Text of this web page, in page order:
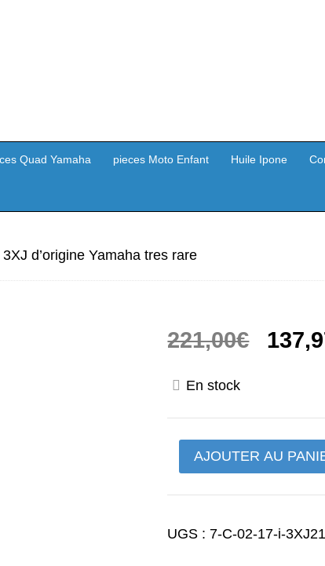
Quad Yamaha pieces Moto Enfant Huile Ipone
d’origine Yamaha tres rare
221,00€
Le
était :
En stock
quantité
de
Plaque
air
AJOUTER AU
UGS : 7-C-02-17-i-